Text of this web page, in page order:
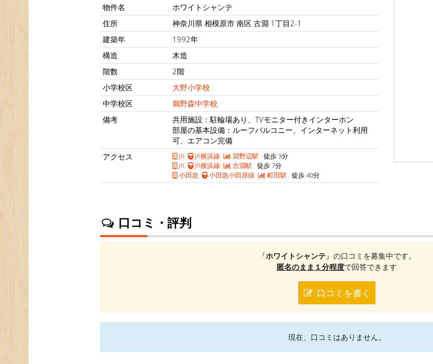
物件名
ホワイトシャンテ
住所
神奈川県 相模原市 南区 古淵 1丁目2-1
建築年
1992年
構造
木造
階数
2階
小学校区
大野小学校
中学校区
鵜野森中学校
備考
共用施設：駐輪場あり、TVモニター付きインターホン
部屋の基本設備：ルーフバルコニー、インターネット利用
可、エアコン完備
アクセス
JR JR横浜線 淵野辺駅 徒歩 3分
JR
JR横浜線 古淵駅 徒歩 7分
小田急
小田急小田原線 町田駅 徒歩 40分
口コミ・評判
『ホワイトシャンテ』の口コミを募集中です。
匿名のまま１分程度で回答できます
口コミを書く
現在、口コミはありません。